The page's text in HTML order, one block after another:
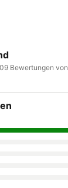
Bewertungen von